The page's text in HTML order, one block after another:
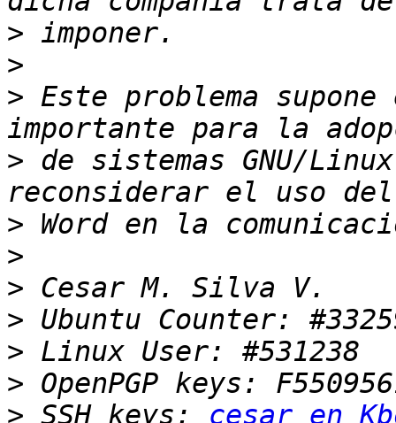
>
>
> Este problema
> de sistemas GNU/
>
>
>
>
>
>
> SSH keys: cesar en